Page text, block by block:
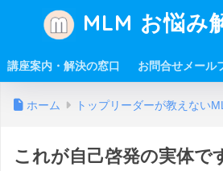
MLM お悩み
講座案内・解決の窓口 お問合せメール
ホーム トップリーダーが教えない
これが自己啓発の実体で